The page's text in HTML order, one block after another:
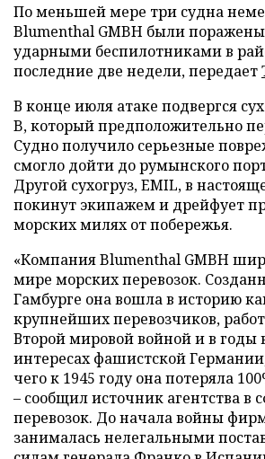
По меньшей мере три судна
Blumenthal GMBH были
ударными беспилотниками в
последние две недели, передает
В конце июля атаке подвергся
B, который предположительно
Судно получило серьезные
смогло дойти до румынского
Другой сухогруз, EMIL, в
покинут экипажем и дрейфует
морских милях от побережья.
«Компания Blumenthal GMBH
мире морских перевозок.
Гамбурге она вошла в историю
крупнейших перевозчиков,
Второй мировой войной и в годы
интересах фашистской
чего к 1945 году она потеряла
– сообщил источник агентства в
перевозок. До начала войны
занималась нелегальными